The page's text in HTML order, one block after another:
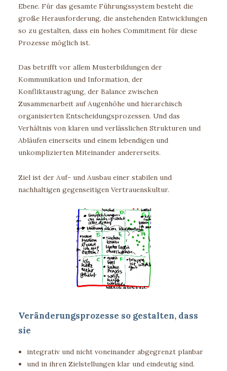
Ebene. Für das gesamte Führungssystem besteht die
große Herausforderung, die anstehenden Entwicklungen
so zu gestalten, dass ein hohes Commitment für diese
Prozesse möglich ist.
Das betrifft vor allem Musterbildungen der
Kommunikation und Information, der
Konfliktaustragung, der Balance zwischen
Zusammenarbeit auf Augenhöhe und hierarchisch
organisierten Entscheidungsprozessen. Und das
Verhältnis von klaren und verlässlichen Strukturen und
Abläufen einerseits und einem lebendigen und
unkomplizierten Miteinander andererseits.
Ziel ist der Auf- und Ausbau einer stabilen und
nachhaltigen gegenseitigen Vertrauenskultur.
Veränderungsprozesse so gestalten, dass
sie
integrativ und nicht voneinander abgegrenzt planbar
und in ihren Zielstellungen klar und eindeutig sind.